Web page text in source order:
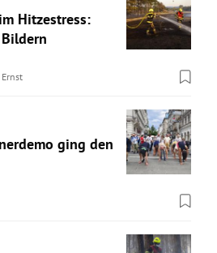
Hitzestress:
ging den